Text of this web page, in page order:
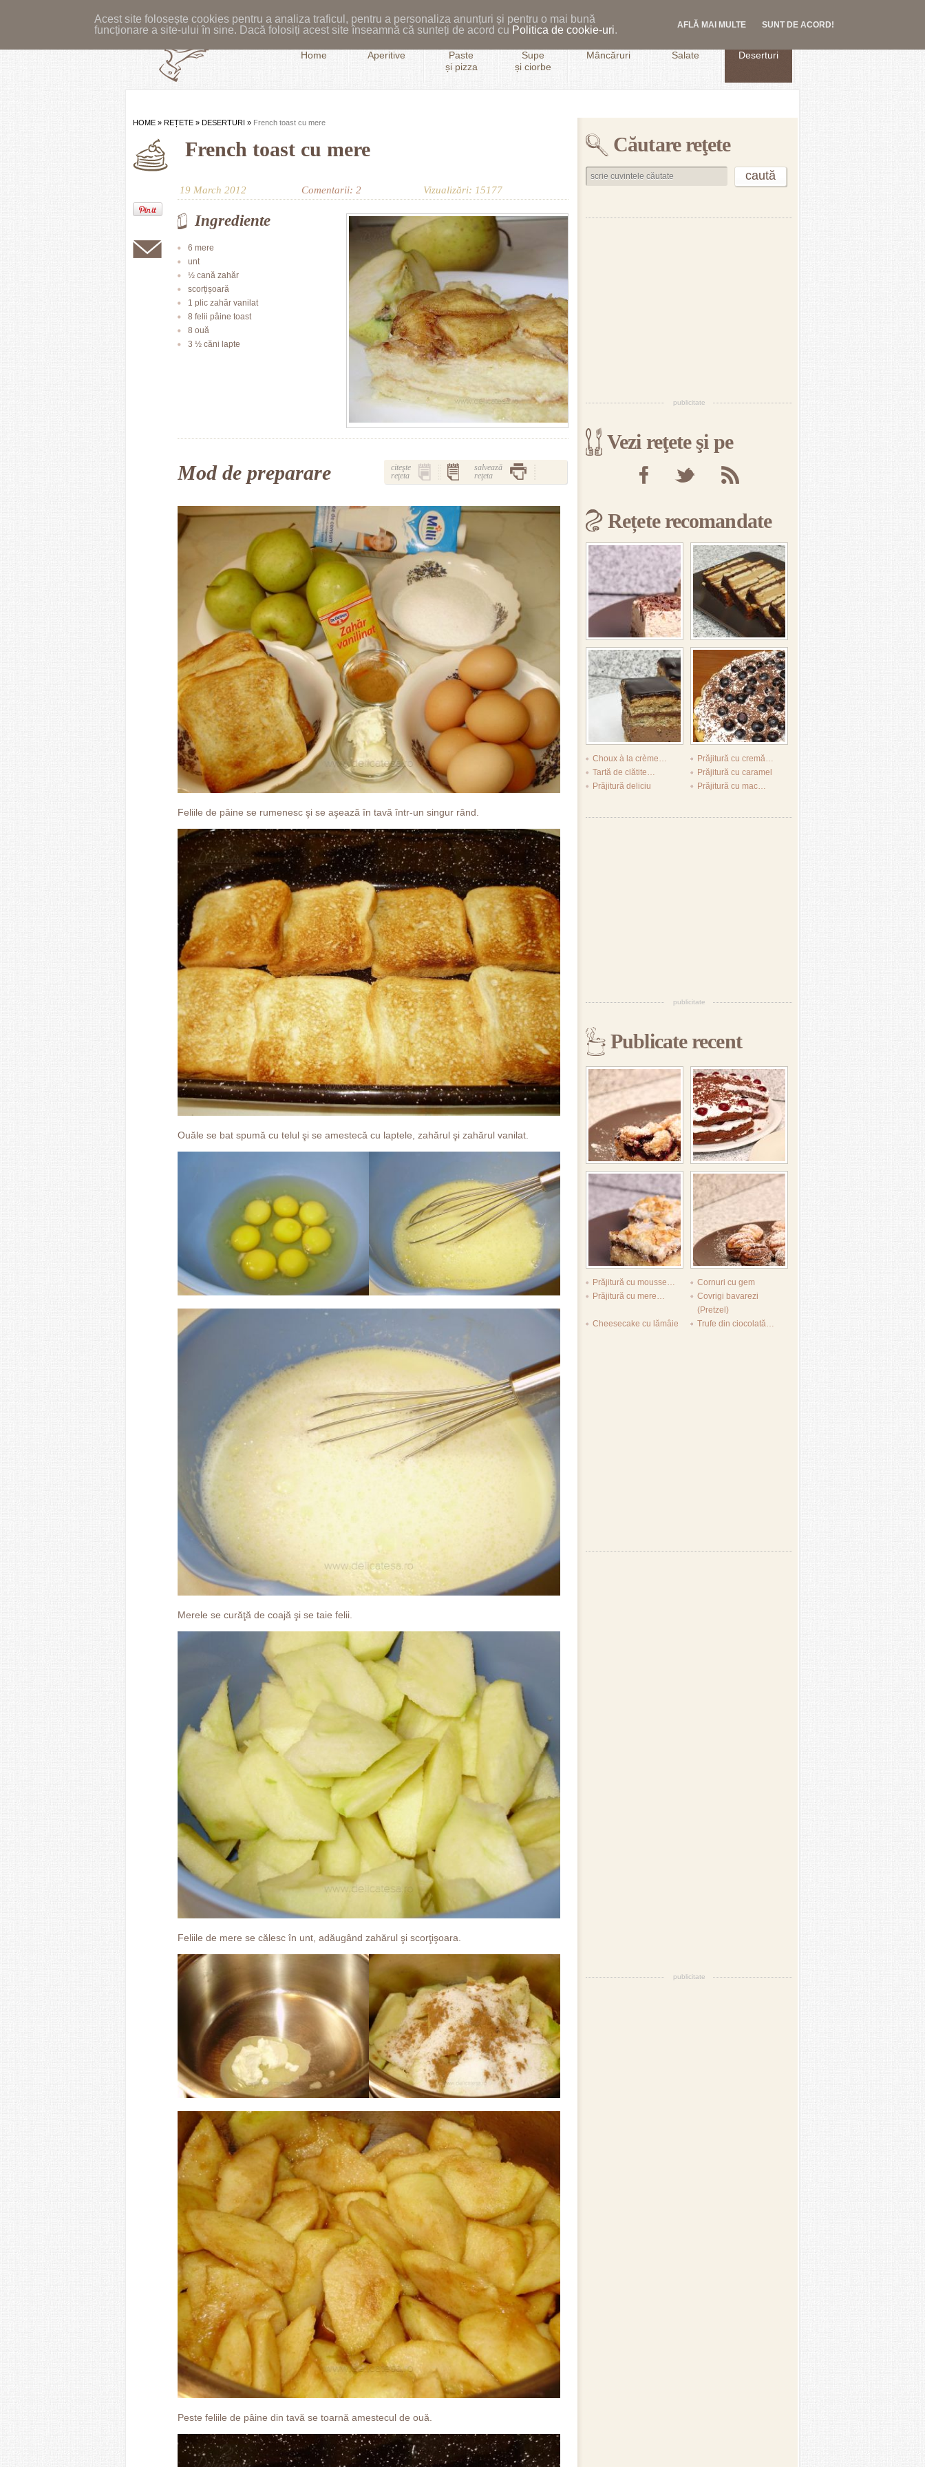
Acest site folosește cookies pentru a analiza traficul, pentru a personaliza anunțuri și pentru o mai bună
funcționare a site-ului în sine. Dacă folosiți acest site înseamnă că sunteți de acord cu Politica de cookie-uri. AFLĂ MAI MULTE SUNT DE ACORD!
Home Aperitive
Paste
și pizza
Supe
și ciorbe
Mâncăruri Salate Deserturi
HOME » REȚETE » DESERTURI » French toast cu mere
French toast cu mere
19 March 2012 Comentarii: 2 Vizualizări: 15177
Ingrediente
6 mere
unt
½ cană zahăr
scorțișoară
1 plic zahăr vanilat
8 felii pâine toast
8 ouă
3 ½ căni lapte
Mod de preparare
citeşte
reţeta
salvează
reţeta
Feliile de pâine se rumenesc şi se aşează în tavă într-un singur rând.
Ouăle se bat spumă cu telul şi se amestecă cu laptele, zahărul şi zahărul vanilat.
Merele se curăţă de coajă şi se taie felii.
Feliile de mere se călesc în unt, adăugând zahărul şi scorţişoara.
Peste feliile de pâine din tavă se toarnă amestecul de ouă.
Căutare reţete
publicitate
Vezi reţete şi pe
Rețete recomandate
Choux à la crème…
Prăjitură cu cremă…
Tartă de clătite…
Prăjitură cu caramel
Prăjitură deliciu
Prăjitură cu mac…
publicitate
Publicate recent
Prăjitură cu mousse…
Cornuri cu gem
Prăjitură cu mere…
Covrigi bavarezi
(Pretzel)
Cheesecake cu lămâie
Trufe din ciocolată…
publicitate